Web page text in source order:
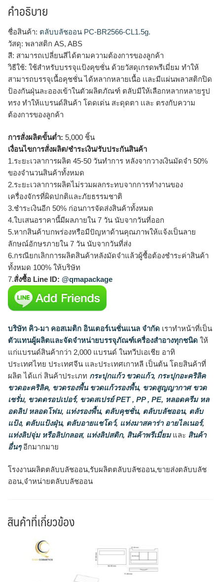
คำอธิบาย
ชื่อสินค้า: ตลับบลัชออน PC-BR2566-CL1.5g.
วัสดุ: พลาสติก AS, ABS
สี: สามารถเปลี่ยนสีได้ตามความต้องการของลูกค้า
วิธีใช้: ใช้สำหรับบรรจุแป้งคุขชั่น ด้วยวัสดุเกรดพรีเมี่ยม ทำให้
สามารถบรรจุเนื้อคุชชั่น ได้หลากหลายเนื้อ เเละมีแผ่นพลาสติกปิด
ป้องกันฝุ่นละอองเข้าในตัวผลิตภัณฑ์ ตลับมีให้เลือกหลากหลายรูป
ทรง ทำให้แบรนด์สินค้า โดดเด่น สะดุดตา เเละ ตรงกับความ
ต้องการของลูกค้า
การสั่งผลิตขั้นต่ำ: 5,000 ชิ้น
เงื่อนไขการสั่งผลิต/ชำระเงิน/รับประกันสินค้า
1.ระยะเวลาการผลิต 45-50 วันทำการ หลังจากวางเงินมัดจำ 50%
ของจำนวนสินค้าทั้งหมด
2.ระยะเวลาการผลิตไม่รวมผลกระทบจากการทำงานของ
เครื่องจักรที่ผิดปกติและภัยธรรมชาติ
3.ชำระเงินอีก 50% ก่อนการจัดส่งสินค้าทั้งหมด
4.ใบเสนอราคานี้มีผลภายใน 7 วัน นับจากวันที่ออก
5.หากสินค้าบกพร่องหรือมีปัญหาด้านคุณภาพให้แจ้งเป็นลาย
ลักษณ์อักษรภายใน 7 วัน นับจากวันที่ส่ง
6.กรณียกเลิกการผลิตสินค้าหลังมัดจำแล้วผู้ซื้อต้องชำระค่าสินค้า
ทั้งหมด 100% ให้บริษัท
7.สั่งซื้อ Line ID: @qmapackage
บริษัท คิว-มา คอสเมติก อินเตอร์เนชั่นแนล จำกัด เราทำหน้าที่เป็น
ตัวแทนผู้ผลิตและจัดจำหน่ายบรรจุภัณฑ์เครื่องสำอางทุกชนิด ให้
แก่แบรนด์สินค้ากว่า 2,000 แบรนด์ ในทวีปเอเชีย อาทิ
ประเทศไทย ประเทศจีน และประเทศเกาหลี เป็นต้น โดยสินค้าที่
ผลิต ได้แก่ สินค้าประเภท กระปุกแก้ว ขวดแก้ว, กระปุกอะคริลิค
ขวดอะคริลิค, ขวดรองพื้น ขวดแก้วรองพื้น, ขวดสูญญากาศ ขวด
เซรั่ม, ขวดดรอปเปอร์, ขวดสเปรย์ PET , PP , PE, หลอดครีม หล
อดลิป หลอดโฟม, แท่งรองพื้น, ตลับคุชชั่น, ตลับบลัชออน, ตลับ
แป้ง, ตลับแป้งฝุ่น, ตลับอายแชโดว์, แท่งมาสคาร่า อายไลเนอร์,
แท่งลิปจุ่ม หรือลิปกลอส, แท่งลิปสติก, สินค้าพรีเมี่ยมและ สินค้า
อื่นๆอีกมากมาย
โรงงานผลิตตลับบลัชออน,รับผลิตตลับบลัชออน,ขายส่งตลับบลัช
ออน,จำหน่ายตลับบลัชออน
สินค้าที่เกี่ยวข้อง